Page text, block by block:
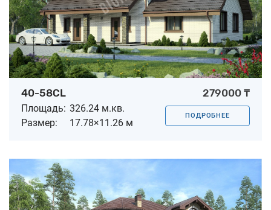
40-58CL 279000 ₸
Площадь: 326.24 м.кв.
Размер:
17.78×11.26 м
ПОДРОБНЕЕ